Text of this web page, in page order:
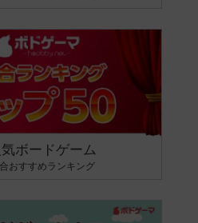
気ボードゲーム
おすすめランキング